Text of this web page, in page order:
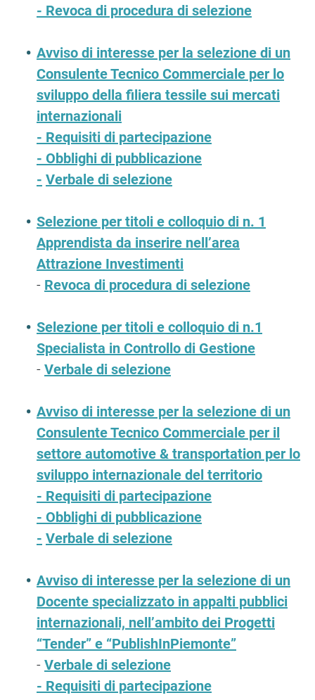
- Revoca di procedura di selezione
Avviso di interesse per la selezione di un
Consulente Tecnico Commerciale per lo
sviluppo della filiera tessile sui mercati
internazionali
- Requisiti di partecipazione
- Obblighi di pubblicazione
- Verbale di selezione
Selezione per titoli e colloquio di n. 1
Apprendista da inserire nell’area
Attrazione Investimenti
- Revoca di procedura di selezione
Selezione per titoli e colloquio di n.1
Specialista in Controllo di Gestione
- Verbale di selezione
Avviso di interesse per la selezione di un
Consulente Tecnico Commerciale per il
settore automotive & transportation per lo
sviluppo internazionale del territorio
- Requisiti di partecipazione
- Obblighi di pubblicazione
- Verbale di selezione
Avviso di interesse per la selezione di un
Docente specializzato in appalti pubblici
internazionali, nell’ambito dei Progetti
“Tender” e “PublishInPiemonte”
- Verbale di selezione
- Requisiti di partecipazione